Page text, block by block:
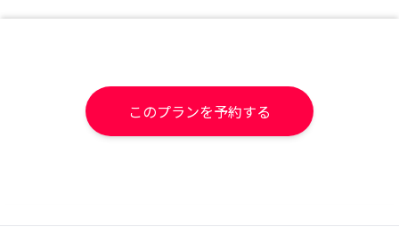
このプランを予約する